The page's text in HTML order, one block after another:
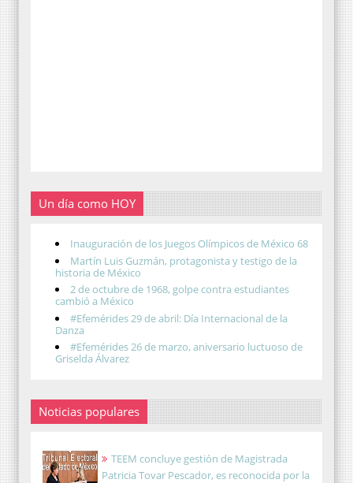
Un día como HOY
Inauguración de los Juegos Olímpicos de México 68
Martín Luis Guzmán, protagonista y testigo de la
historia de México
2 de octubre de 1968, golpe contra estudiantes
cambió a México
#Efemérides 29 de abril: Día Internacional de la
Danza
#Efemérides 26 de marzo, aniversario luctuoso de
Griselda Álvarez
Noticias populares
TEEM concluye gestión de Magistrada
Patricia Tovar Pescador, es reconocida por la